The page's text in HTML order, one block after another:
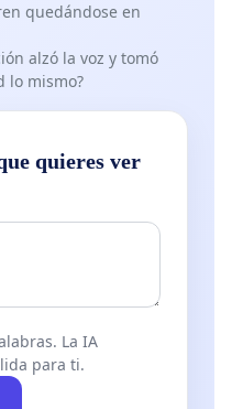
quedándose en
alzó la voz y tomó
lo mismo?
quieres ver
La IA
para ti.